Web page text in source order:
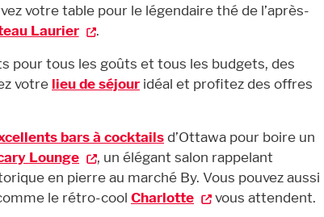
votre table pour le légendaire thé de l’après-
Laurier
.
pour tous les goûts et tous les budgets, des
votre lieu de séjour idéal et profitez des offres
bars à cocktailsd’Ottawa pour boire un
Lounge
, un élégant salon rappelant
en pierre au marché By. Vous pouvez aussi
le rétro-cool Charlotte vous attendent.